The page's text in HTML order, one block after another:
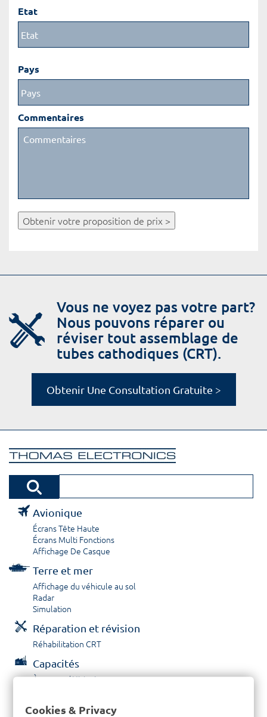
Etat
Pays
Commentaires
Obtenir votre proposition de prix >
Vous ne voyez pas votre part?
Nous pouvons réparer ou
réviser tout assemblage de
tubes cathodiques (CRT).
Obtenir Une Consultation Gratuite >
Avionique
Écrans Tête Haute
Écrans Multi Fonctions
Affichage De Casque
Terre et mer
Affichage du véhicule au sol
Radar
Simulation
Réparation et révision
Réhabilitation CRT
Capacités
À propos / Historique
Cookies & Privacy